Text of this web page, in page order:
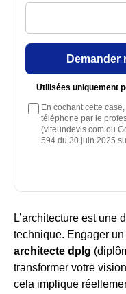
Demander
Utilisées uniquement
En cochant cette
téléphone par le
(viteundevis.com ou
594 du 30 juin 2025
L’architecture est une
technique. Engager
architecte dplg
transformer votre
cela implique